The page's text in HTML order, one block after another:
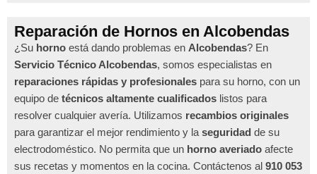
Reparación de Hornos en Alcobendas
¿Su horno está dando problemas en Alcobendas? En
Servicio Técnico Alcobendas, somos especialistas en
reparaciones rápidas y profesionales para su horno, con un
equipo de técnicos altamente cualificados listos para
resolver cualquier avería. Utilizamos recambios originales
para garantizar el mejor rendimiento y la seguridad de su
electrodoméstico. No permita que un horno averiado afecte
sus recetas y momentos en la cocina. Contáctenos al 910 053